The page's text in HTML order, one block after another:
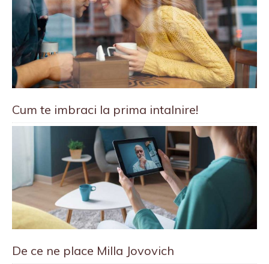
Cum te imbraci la prima intalnire!
De ce ne place Milla Jovovich